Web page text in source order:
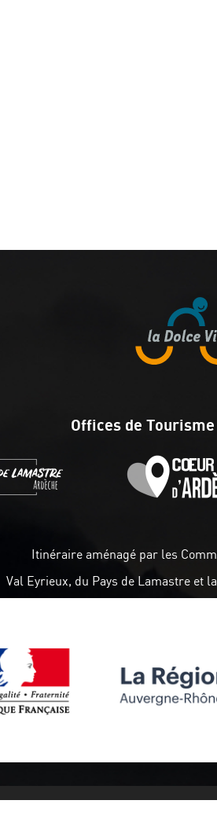
Offices de
Itinéraire aménagé par les
Val Eyrieux, du Pays de Lamastre et